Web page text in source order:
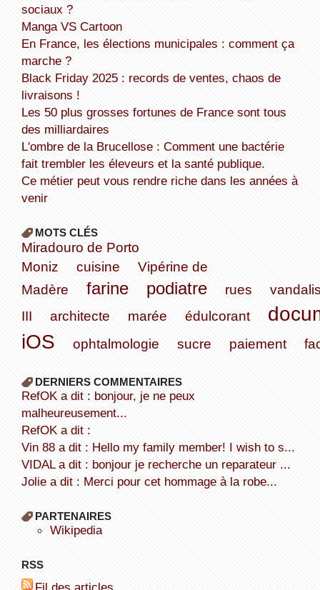
sociaux ?
Manga VS Cartoon
En France, les élections municipales : comment ça
marche ?
Black Friday 2025 : records de ventes, chaos de
livraisons !
Les 50 plus grosses fortunes de France sont tous
des milliardaires
L'ombre de la Brucellose : Comment une bactérie
fait trembler les éleveurs et la santé publique.
Ce métier peut vous rendre riche dans les années à
venir
MOTS CLÉS
Miradouro de Porto
Moniz
cuisine
Vipérine de
Madère
farine podiatre rues
III
architecte marée édulcorant
iOS
ophtalmologie sucre paiement
DERNIERS COMMENTAIRES
refOK a dit : bonjour, je ne peux
malheureusement...
refOK a dit :
Vin 88 a dit : Hello my family member! I wish to s...
VIDAL a dit : bonjour je recherche un reparateur ...
Jolie a dit : Merci pour cet hommage à la robe...
PARTENAIRES
wikipedia
RSS
Fil des articles